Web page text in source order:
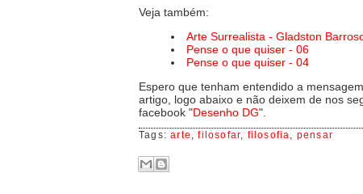
Veja também:
Arte Surrealista - Gladston
Pense o que quiser - 06
Pense o que quiser - 04
Espero que tenham entendido a
artigo, logo abaixo e não deixem de nos
facebook "Desenho DG".
Tags:arte ,filosofar filosofia pensar